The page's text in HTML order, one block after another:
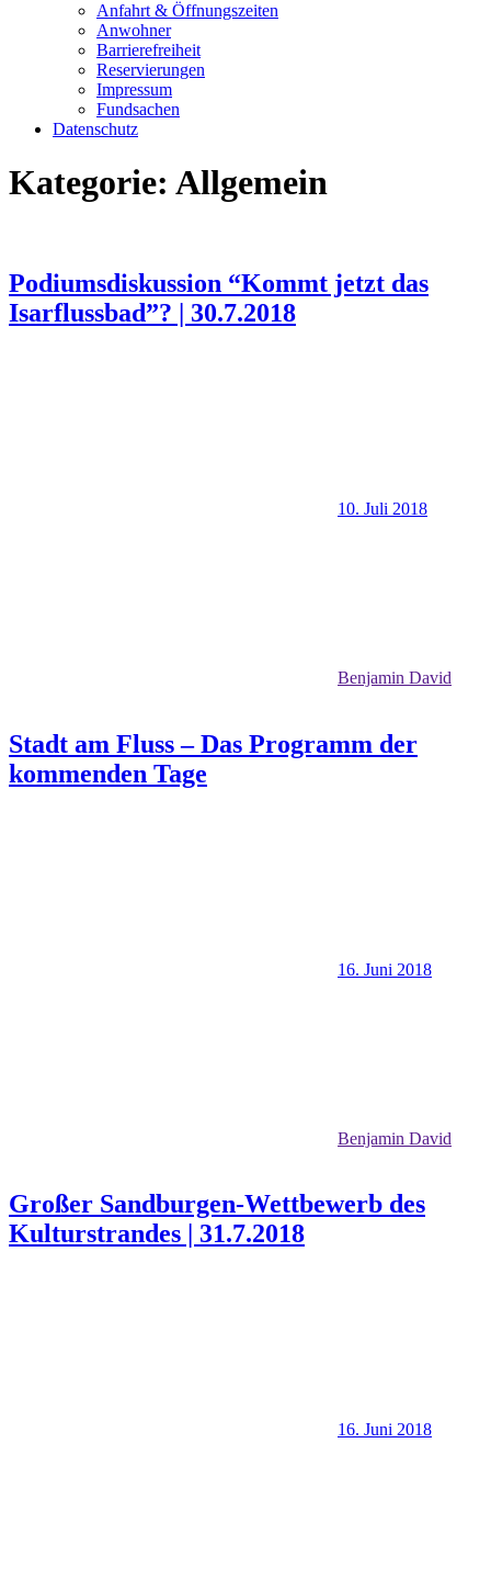
Anfahrt & Öffnungszeiten
Anwohner
Barrierefreiheit
Reservierungen
Impressum
Fundsachen
Datenschutz
Kategorie: Allgemein
Podiumsdiskussion “Kommt jetzt das
Isarflussbad”? | 30.7.2018
10. Juli 2018
Benjamin David
Stadt am Fluss – Das Programm der
kommenden Tage
16. Juni 2018
Benjamin David
Großer Sandburgen-Wettbewerb des
Kulturstrandes | 31.7.2018
16. Juni 2018